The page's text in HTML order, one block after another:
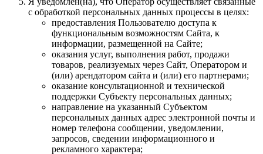
с обработкой персональных данных процессы в целях:
предоставления Пользователю доступа к
функциональным возможностям Сайта, к
информации, размещенной на Сайте;
оказания услуг, выполнения работ, продажи
товаров, реализуемых через Сайт, Оператором и
(или) арендатором сайта и (или) его партнерами;
оказание консультационной и технической
поддержки Субъекту персональных данных;
направление на указанный Субъектом
персональных данных адрес электронной почты и
номер телефона сообщении, уведомлении,
запросов, сведении информационного и
рекламного характера;